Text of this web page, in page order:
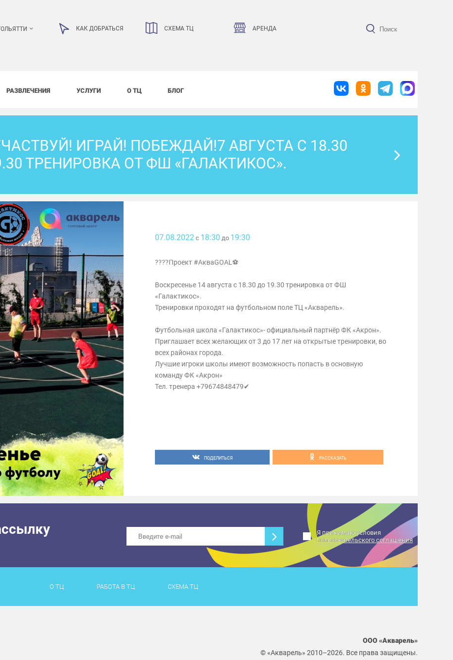
КАК ДОБРАТЬСЯ СХЕМА ТЦ АРЕНДА
РАЗВЛЕЧЕНИЯ УСЛУГИ О ТЦ БЛОГ
ИГРАЙ! ПОБЕЖДАЙ!7 АВГУСТА С 18.30
ТРЕНИРОВКА ОТ ФШ «ГАЛАКТИКОС».
07.08.2022 с 18:30 до 19:30
????Проект #АкваGOAL⚽
Воскресенье 14 августа с 18.30 до 19.30 тренировка от ФШ
«Галактикос».
Тренировки проходят на футбольном поле ТЦ «Акварель».
Футбольная школа «Галактикос»- официальный партнёр ФК «Акрон».
Приглашает всех желающих от 3 до 17 лет на открытые тренировки, во
всех районах города.
Лучшие игроки школы имеют возможность попасть в основную
команду ФК «Акрон»
Тел. тренера +79674848479✔
ПОДЕЛИТЬСЯ РАССКАЗАТЬ
Я принимаю условия
пользовательского соглашения
О ТЦ РАБОТА В ТЦ СХЕМА ТЦ
ООО «Акварель»
© «Акварель» 2010–2026. Все права защищены.